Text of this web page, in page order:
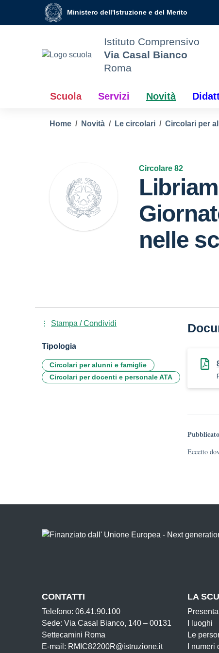
Vai ai contenuti
Vai al menu di navigazione
Ministero dell'Istruzione e del Merito
Istituto Comprensivo
Via Casal Bianco
Roma
Scuola Servizi Novità
Home Novità Le circolari Circolari per
Circolare 82
nelle
Eccetto
Stampa / Condividi
Tipologia
Circolari per alunni e famiglie
Circolari per docenti e personale ATA
CONTATTI
Telefono: 06.41.90.100
Sede: Via Casal Bianco, 140 – 00131
Settecamini Roma
E-mail: RMIC82200R@istruzione.it
LA
I luoghi
Le
I